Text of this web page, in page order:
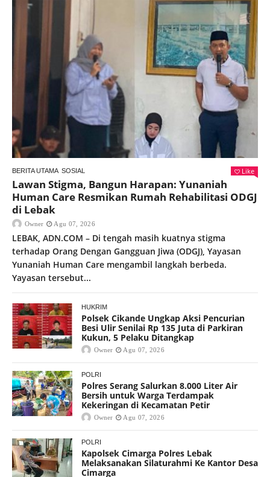
BERITA UTAMA SOSIAL Like
Lawan Stigma, Bangun Harapan: Yunaniah
Human Care Resmikan Rumah Rehabilitasi ODGJ
di Lebak
Owner Agu 07, 2026
LEBAK, ADN.COM – Di tengah masih kuatnya stigma
terhadap Orang Dengan Gangguan Jiwa (ODGJ), Yayasan
Yunaniah Human Care mengambil langkah berbeda.
Yayasan tersebut...
HUKRIM
Polsek Cikande Ungkap Aksi Pencurian
Besi Ulir Senilai Rp 135 Juta di Parkiran
Kukun, 5 Pelaku Ditangkap
Owner Agu 07, 2026
POLRI
Polres Serang Salurkan 8.000 Liter Air
Bersih untuk Warga Terdampak
Kekeringan di Kecamatan Petir
Owner Agu 07, 2026
POLRI
Kapolsek Cimarga Polres Lebak
Melaksanakan Silaturahmi Ke Kantor Desa
Cimarga